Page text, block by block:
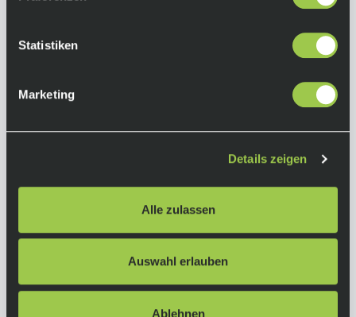
Statistiken
Marketing
Details zeigen
Alle zulassen
Auswahl erlauben
Ablehnen
6.999,00 € Sale
Lieferzeit: 4-10 Tage In den Warenkorb